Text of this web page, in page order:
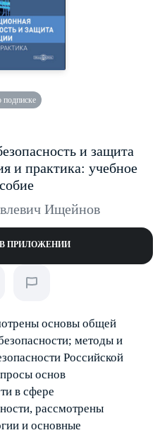
подписке
и защита
и практика: учебное
Ищейнов
ПРИЛОЖЕНИИ
основы общей
методы и
Российской
основ
в сфере
рассмотрены
и основные